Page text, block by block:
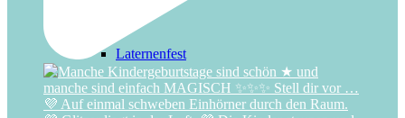
Laternenfest